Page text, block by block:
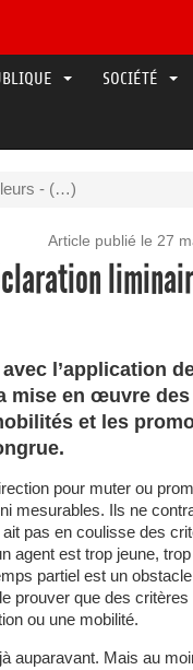
SOCIÉTÉ
- (…)
Article publié le 27
l’application
mise en œuvre des
et les
pour muter ou
mesurables. Ils ne
ait pas en coulisse des
agent est trop jeune,
partiel est un
prouver que des critères
ou une mobilité.
auparavant. Mais au